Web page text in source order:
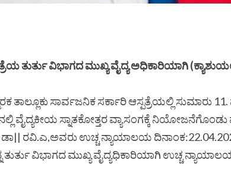
ತಾಲ್ಲೂಕು ಸಾರ್ವಜನಿಕ ಸರ್ಕಾರಿ ಆಸ್ಪತ್ರೆಯಲ್ಲಿ
ವೈದ್ಯಕೀಯ ಸ್ನಾತಕೋತ್ತರ ವ್ಯಾಸಂಗಕ್ಕೆ
ಡಾ|| ರವಿ.ಎ,ಅವರು ಉಚ್ಚ ನ್ಯಾಯಾಲಯ
ತುರ್ತು ವಿಭಾಗದ ಮುಖ್ಯ ವೈದ್ಯಧಿಕಾರಿಯಾಗಿ ಉಚ್ಚ